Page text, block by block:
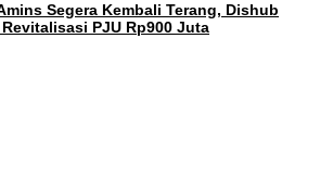
Segera Kembali Terang, Dishub
PJU Rp900 Juta